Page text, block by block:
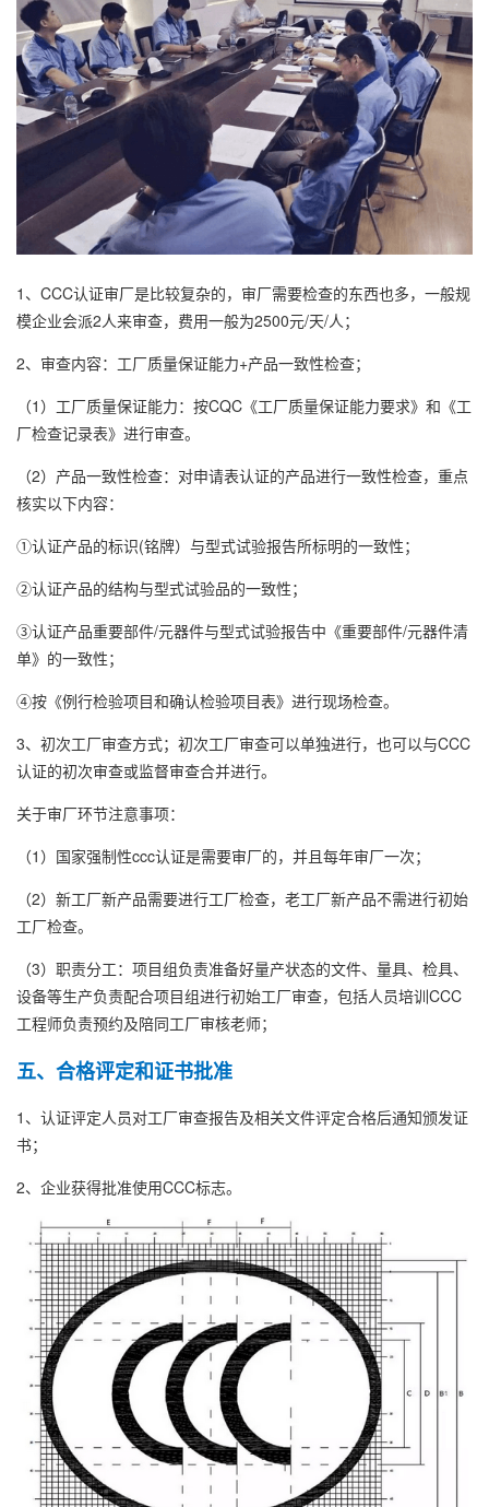
1、CCC认证审厂是比较复杂的，审厂需要检查的东西也多，一般规
模企业会派2人来审查，费用一般为2500元/天/人；
2、审查内容：工厂质量保证能力+产品一致性检查；
（1）工厂质量保证能力：按CQC《工厂质量保证能力要求》和《工
厂检查记录表》进行审查。
（2）产品一致性检查：对申请表认证的产品进行一致性检查，重点
核实以下内容：
①认证产品的标识(铭牌）与型式试验报告所标明的一致性；
②认证产品的结构与型式试验品的一致性；
③认证产品重要部件/元器件与型式试验报告中《重要部件/元器件清
单》的一致性；
④按《例行检验项目和确认检验项目表》进行现场检查。
3、初次工厂审查方式；初次工厂审查可以单独进行，也可以与CCC
认证的初次审查或监督审查合并进行。
关于审厂环节注意事项：
（1）国家强制性ccc认证是需要审厂的，并且每年审厂一次；
（2）新工厂新产品需要进行工厂检查，老工厂新产品不需进行初始
工厂检查。
（3）职责分工：项目组负责准备好量产状态的文件、量具、检具、
设备等生产负责配合项目组进行初始工厂审查，包括人员培训CCC
工程师负责预约及陪同工厂审核老师；
五、合格评定和证书批准
1、认证评定人员对工厂审查报告及相关文件评定合格后通知颁发证
书；
2、企业获得批准使用CCC标志。